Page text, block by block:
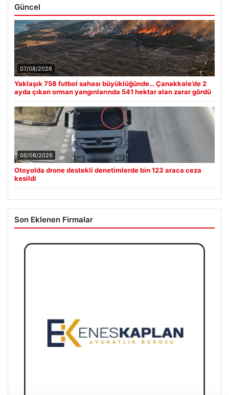
Güncel
07/08/2026
Yaklaşık 758 futbol sahası büyüklüğünde… Çanakkale’de 2
ayda çıkan orman yangınlarında 541 hektar alan zarar gördü
06/08/2026
Otoyolda drone destekli denetimlerde bin 123 araca ceza
kesildi
Son Eklenen Firmalar